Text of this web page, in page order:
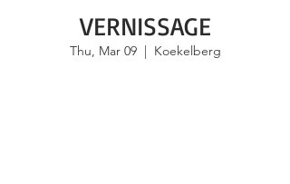
VERNISSAGE
Thu, Mar 09
  |
Koekelberg